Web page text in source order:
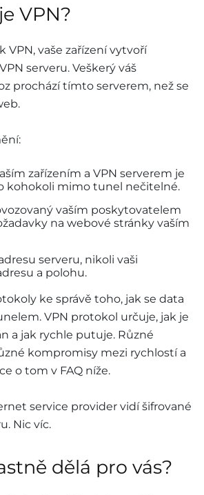
VPN?
VPN, vaše zařízení vytvoří
serveru. Veškerý váš
prochází tímto serverem, než se
zařízením a VPN serverem je
kohokoli mimo tunel nečitelné.
vaším poskytovatelem
na webové stránky vaším
serveru, nikoli vaši
a polohu.
ke správě toho, jak se data
VPN protokol určuje, jak je
a jak rychle putuje. Různé
kompromisy mezi rychlostí a
o tom v FAQ níže.
service provider vidí šifrované
Nic víc.
dělá pro vás?